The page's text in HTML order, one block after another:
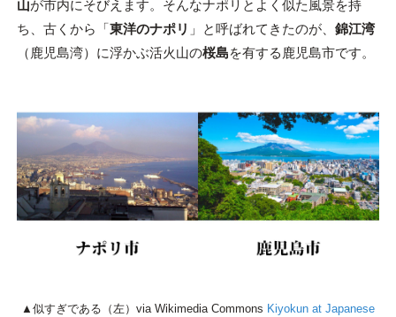
山が市内にそびえます。そんなナポリとよく似た風景を持
ち、古くから「東洋のナポリ 」と呼ばれてきたのが、 錦江湾
（鹿児島湾）に浮かぶ活火山の桜島を有する鹿児島市です。
▲似すぎである（左）via Wikimedia Commons Kiyokun at Japanese